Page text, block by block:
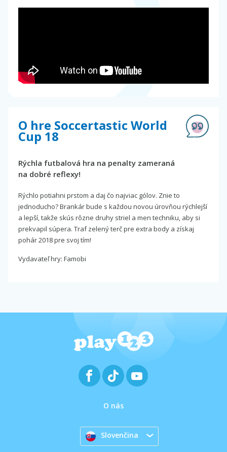
O hre Soccertastic World
Cup 18
Rýchla futbalová hra na penalty zameraná
na dobré reflexy!
Rýchlo potiahni prstom a daj čo najviac gólov. Znie to
jednoducho? Brankár bude s každou novou úrovňou rýchlejší
a lepší, takže skús rôzne druhy striel a men techniku, aby si
prekvapil súpera. Traf zelený terč pre extra body a získaj
pohár 2018 pre svoj tím!
Vydavateľ hry: Famobi
O nás
Slovenčina